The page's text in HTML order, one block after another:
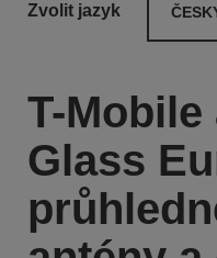
Zvolit jazyk
T-Mobile
Glass